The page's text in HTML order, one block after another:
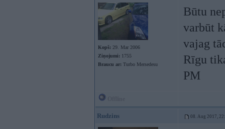
Kopš: 29. Mar 2006
Ziņojumi: 1755
Braucu ar: Turbo Mersedesu
Būtu
varbūt
vajag
Rīgu
PM
Rudzins 08. Aug 2017,